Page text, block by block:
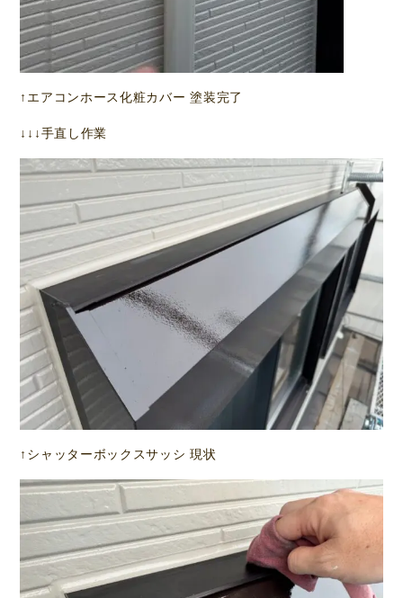
↑エアコンホース化粧カバー 塗装完了
↓↓↓手直し作業
↑シャッターボックスサッシ 現状